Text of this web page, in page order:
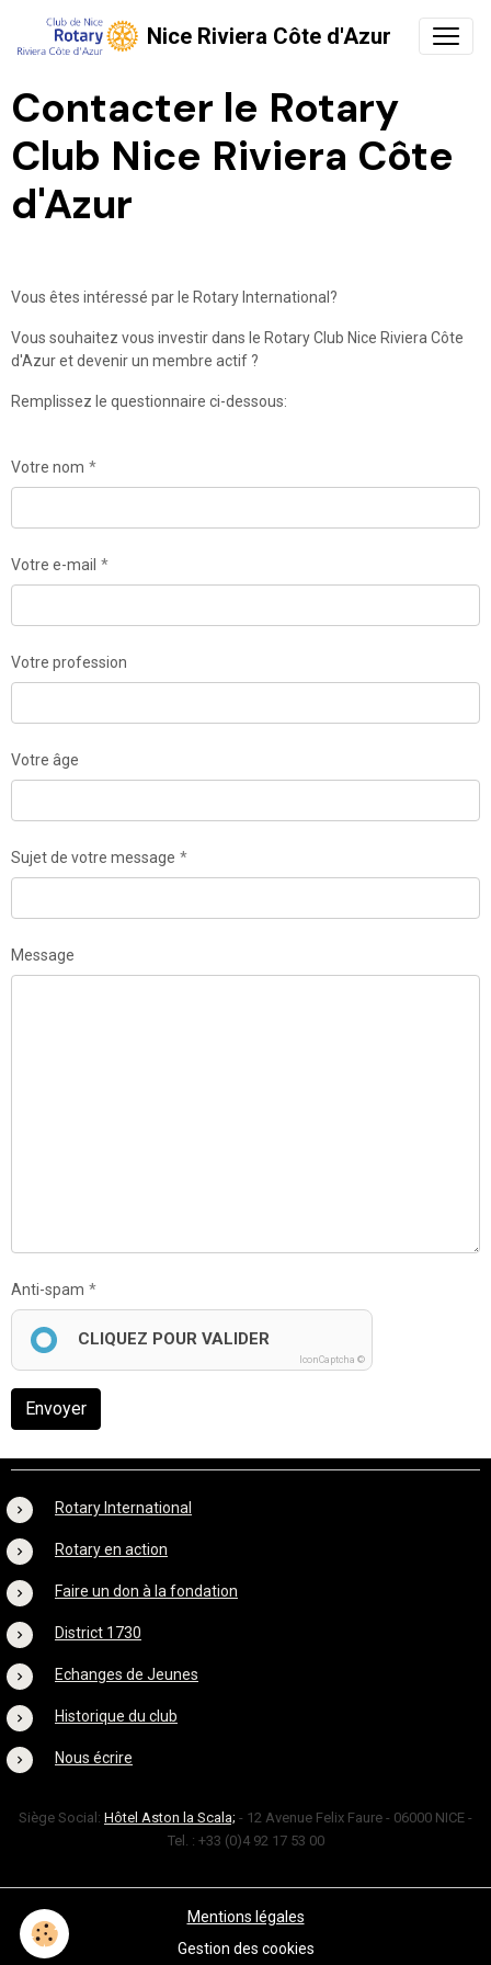
Nice Riviera Côte d'Azur
Contacter le Rotary
Club Nice Riviera Côte
d'Azur
Vous êtes intéressé par le Rotary International?
Vous souhaitez vous investir dans le Rotary Club Nice Riviera Côte
d'Azur et devenir un membre actif ?
Remplissez le questionnaire ci-dessous:
Votre nom
Votre e-mail
Votre profession
Votre âge
Sujet de votre message
Message
Anti-spam
CLIQUEZ POUR VALIDER
IconCaptcha ©
Envoyer
Rotary International
Rotary en action
Faire un don à la fondation
District 1730
Echanges de Jeunes
Historique du club
Nous écrire
Siège Social: Hôtel Aston la Scala; - 12 Avenue Felix Faure - 06000 NICE -
Tel. : +33 (0)4 92 17 53 00
Mentions légales
Gestion des cookies